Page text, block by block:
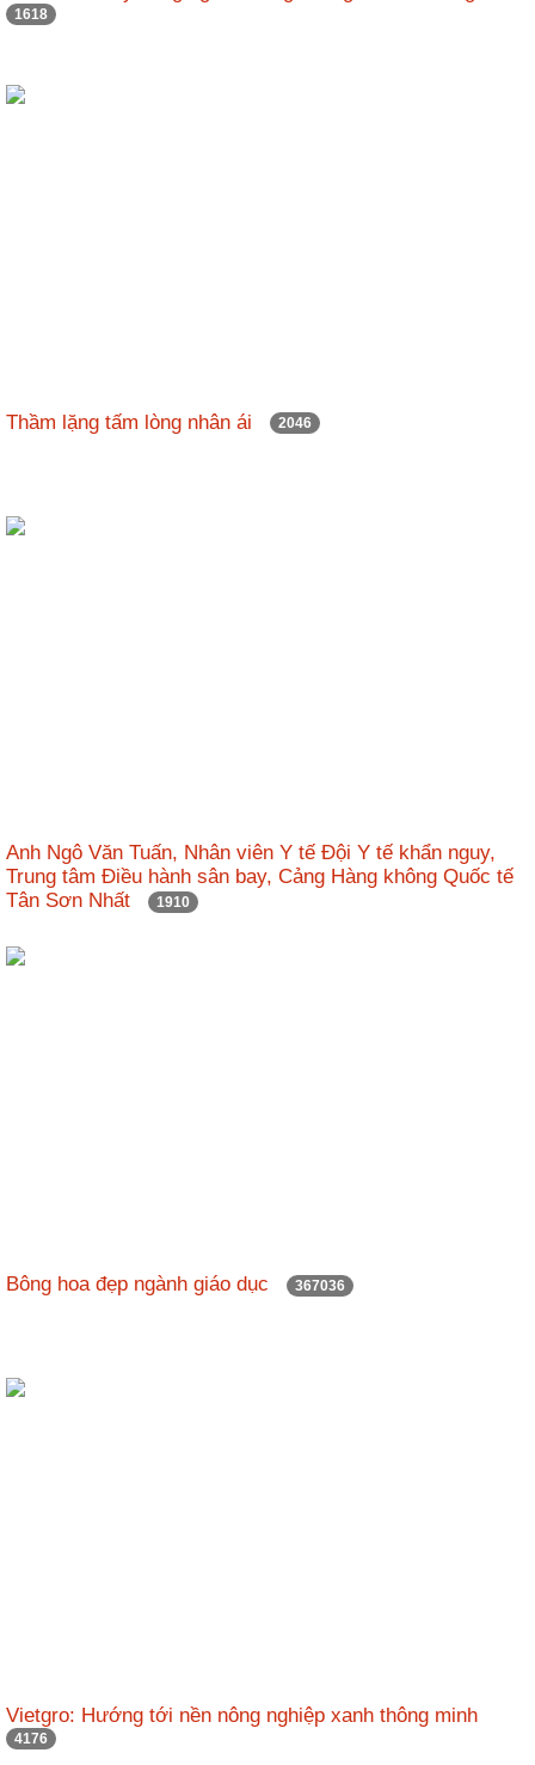
1618
Thầm lặng tấm lòng nhân ái 2046
Anh Ngô Văn Tuấn, Nhân viên Y tế Đội Y tế khẩn nguy,
Trung tâm Điều hành sân bay, Cảng Hàng không Quốc tế
Tân Sơn Nhất
1910
Bông hoa đẹp ngành giáo dục 367036
Vietgro: Hướng tới nền nông nghiệp xanh thông minh
4176